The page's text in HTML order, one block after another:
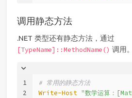
调用静态方法
.NET 类型还有静态方法，通过
[TypeName]::MethodName() 调用。
1
2
# 常用的静态方法
Write-Host "数学运算：